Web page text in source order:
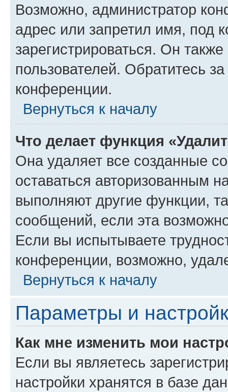
Возможно, администратор
адрес или запретил имя, под
зарегистрироваться. Он
пользователей. Обратитесь
конференции.
Вернуться к началу
Что делает функция
Она удаляет все созданные
оставаться авторизованным
выполняют другие функции,
сообщений, если эта
Если вы испытываете
конференции, возможно,
Вернуться к началу
Параметры и
Как мне изменить мои
Если вы являетесь
настройки хранятся в базе